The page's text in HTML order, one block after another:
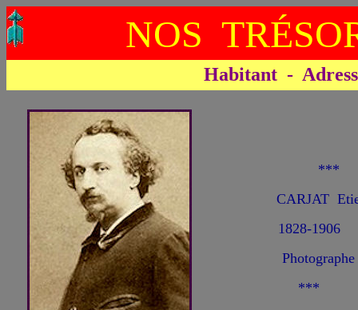
NOS
Habitant -
***
CARJAT
1828-1906
Photographe
***